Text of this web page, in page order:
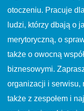
otoczeniu. Pracuje
ludzi, którzy dbają o
merytoryczną, o
także o owocną
biznesowymi.
organizacji i serwisu,
także z zespołem i